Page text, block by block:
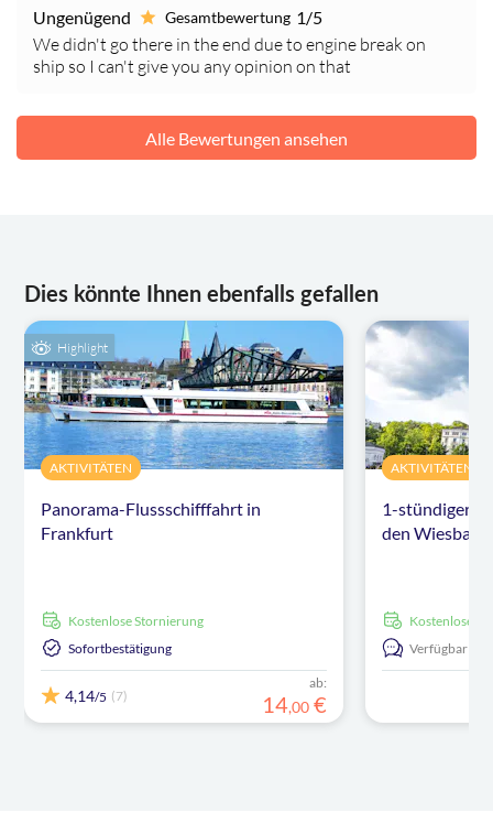
Ungenügend Gesamtbewertung 1/5
We didn't go there in the end due to engine break on
ship so I can't give you any opinion on that
Alle Bewertungen ansehen
Dies könnte Ihnen ebenfalls gefallen
Highlight
AKTIVITÄTEN
Panorama-Flussschifffahrt in
Frankfurt
kostenlose Stornierung
Sofortbestätigung
4,14/5 (7)
ab:
14,00 €
AKTIVITÄTEN
1-stündiger
den
kostenlose
Verfügbar in: